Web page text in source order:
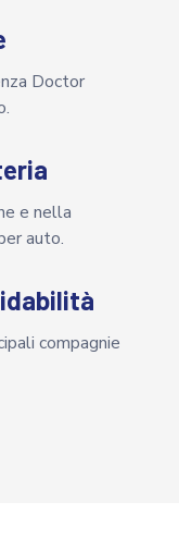
Doctor
e nella
auto.
compagnie